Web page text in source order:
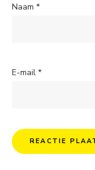
Naam *
E-mail *